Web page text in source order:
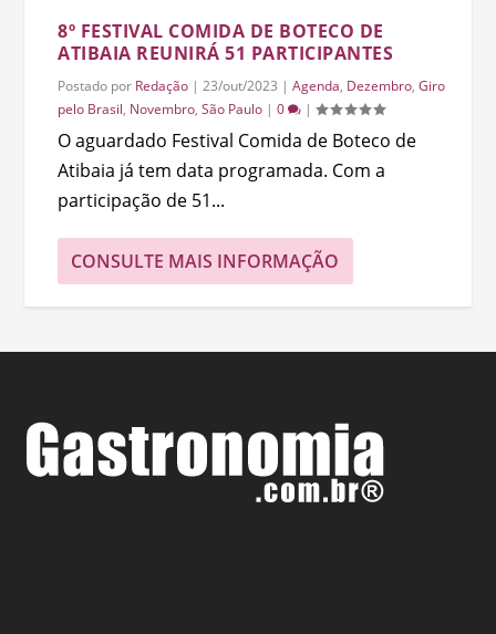
8º FESTIVAL COMIDA DE BOTECO DE
ATIBAIA REUNIRÁ 51 PARTICIPANTES
Postado por Redação |23/out/2023 |Agenda, Dezembro,Giro
pelo Brasil, Novembro,São Paulo |0 |
O aguardado Festival Comida de Boteco de
Atibaia já tem data programada. Com a
participação de 51...
CONSULTE MAIS INFORMAÇÃO